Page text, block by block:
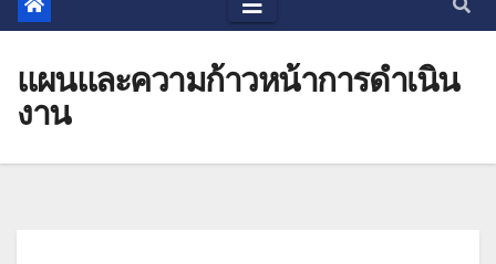
แผนและความก้าวหน้าการดำเนิน
งาน